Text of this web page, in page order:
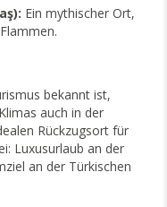
Ein mythischer Ort,
bekannt ist,
auch in der
Rückzugsort für
Luxusurlaub an der
an der Türkischen